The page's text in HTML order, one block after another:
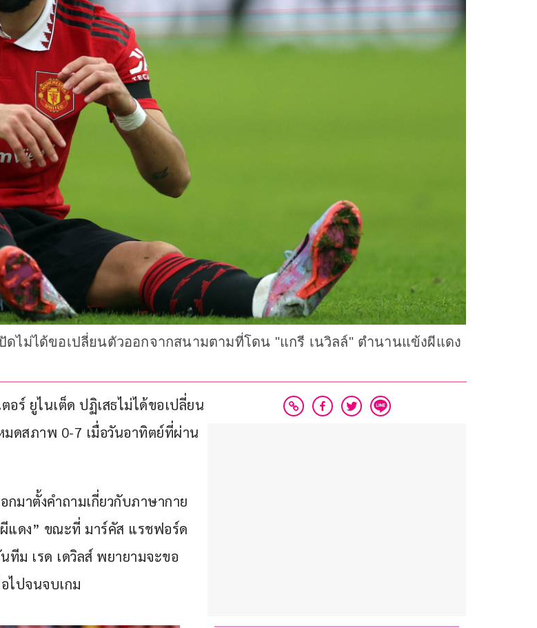
ไม่ได้ขอเปลี่ยนตัวออกจากสนามตามที่โดน "แกรี เนวิลล์" ตำนานแข้งผีแดง
ร์ ยูไนเต็ด ปฏิเสธไม่ได้ขอเปลี่ยน
มดสภาพ 0-7 เมื่อวันอาทิตย์ที่ผ่าน
มาตั้งคำถามเกี่ยวกับภาษากาย
แดง” ขณะที่ มาร์คัส แรชฟอร์ด
ทีม เรด เดวิลส์ พยายามจะขอ
ไปจนจบเกม